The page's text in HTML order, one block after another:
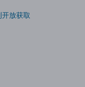
开放获取